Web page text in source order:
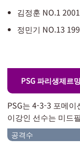
김정훈 NO.1
정민기 NO.13
PSG 파리생제르
PSG는 4-3-3 포메
이강인 선수는 미드
공격수